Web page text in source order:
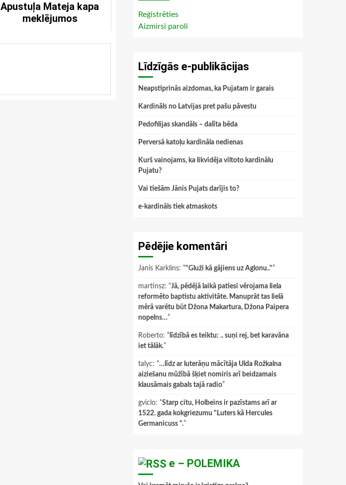
Apustuļa Mateja kapa
meklējumos
Reģistrēties
Aizmirsi paroli
Līdzīgās e-publikācijas
Neapstiprinās aizdomas, ka Pujatam ir garais
Kardināls no Latvijas pret pašu pāvestu
Pedofilijas skandāls – dalīta bēda
Perversā katoļu kardināla nedienas
Kurš vainojams, ka likvidēja viltoto kardinālu
Pujatu?
Vai tiešām Jānis Pujats darījis to?
e-kardināls tiek atmaskots
Pēdējie komentāri
Janis Karklins: “"Gluži kā gājiens uz Aglonu.."”
martinsz: “Jā, pēdējā laikā patiesi vērojama liela
reformēto baptistu aktivitāte. Manuprāt tas lielā
mērā varētu būt Džona Makartura, Džona Paipera
nopelns…”
Roberto: “ līdzībā es teiktu: .. suņi rej, bet karavāna
iet tālāk.”
talyc: “…līdz ar luterāņu mācītāja Ulda Rožkalna
aiziešanu mūžībā šķiet nomiris arī beidzamais
klausāmais gabals tajā radio”
gviclo: “Starp citu, Holbeins ir pazīstams arī ar
1522. gada kokgriezumu "Luters kā Hercules
Germanicuss ".”
e – POLEMIKA